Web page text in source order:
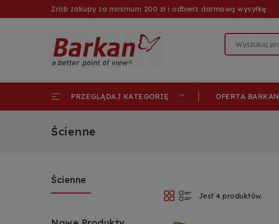
Zrób zakupy za minimum 200 zł i odbierz darmową wysyłkę
PRZEGLĄDAJ KATEGORIĘ OFERTA BARKAN
Ścienne
Ścienne
Jest 4 produktów.